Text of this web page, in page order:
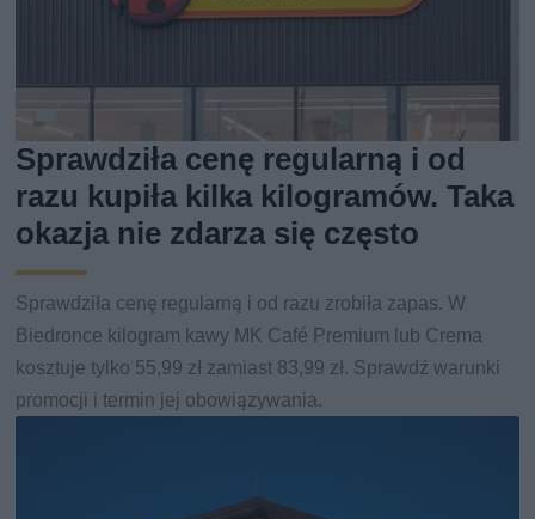
Sprawdziła cenę regularną i od
razu kupiła kilka kilogramów. Taka
okazja nie zdarza się często
Sprawdziła cenę regularną i od razu zrobiła zapas. W
Biedronce kilogram kawy MK Café Premium lub Crema
kosztuje tylko 55,99 zł zamiast 83,99 zł. Sprawdź warunki
promocji i termin jej obowiązywania.